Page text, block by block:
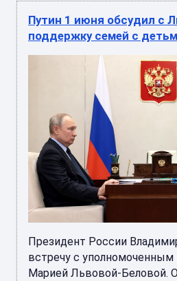
Путин 1 июня обсудил с
поддержку семей с
Президент России
встречу с уполномоченным
Марией Львовой-Беловой.